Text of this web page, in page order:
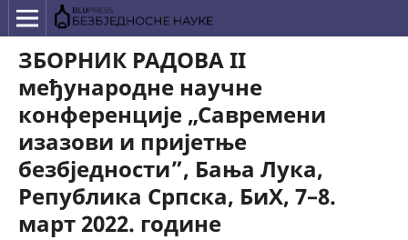
ЗБОРНИК РАДОВА II
међународне научне
конференције „Савремени
изазови и пријетње
безбједности”, Бања Лука,
Република Српска, БиХ, 7–8.
март 2022. године